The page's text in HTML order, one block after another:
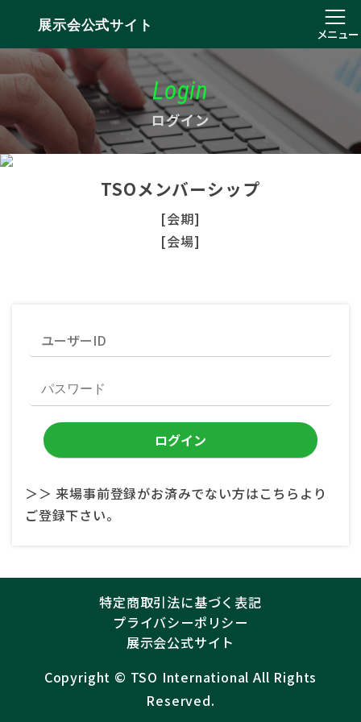
展示会公式サイト
メニュー
Login
ログイン
TSOメンバーシップ
[会期]
[会場]
＞＞ 来場事前登録がお済みでない方はこちらより
ご登録下さい。
特定商取引法に基づく表記
プライバシーポリシー
展示会公式サイト
Copyright ©︎ TSO International All Rights
Reserved.